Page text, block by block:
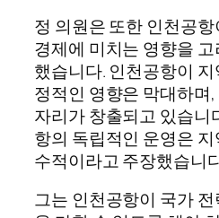
정 의원은 또한 인천공
경제에 미치는 영향을
했습니다. 인천공항이
정적인 영향은 막대하며
자리가 창출되고 있습니
항의 독립적인 운영은
수적이라고 주장했습니
그는 인천공항이 국가